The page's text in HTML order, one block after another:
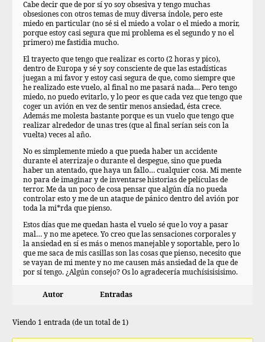
Cabe decir que de por sí yo soy obsesiva y tengo muchas
obsesiones con otros temas de muy diversa índole, pero este
miedo en particular (no sé si el miedo a volar o el miedo a morir,
porque estoy casi segura que mi problema es el segundo y no el
primero) me fastidia mucho.
El trayecto que tengo que realizar es corto (2 horas y pico),
dentro de Europa y sé y soy consciente de que las estadísticas
juegan a mi favor y estoy casi segura de que, como siempre que
he realizado este vuelo, al final no me pasará nada… Pero tengo
miedo, no puedo evitarlo, y lo peor es que cada vez que tengo que
coger un avión en vez de sentir menos ansiedad, ésta crece.
Además me molesta bastante porque es un vuelo que tengo que
realizar alrededor de unas tres (que al final serían seis con la
vuelta) veces al año.
No es simplemente miedo a que pueda haber un accidente
durante el aterrizaje o durante el despegue, sino que pueda
haber un atentado, que haya un fallo… cualquier cosa. Mi mente
no para de imaginar y de inventarse historias de películas de
terror. Me da un poco de cosa pensar que algún día no pueda
controlar esto y me de un ataque de pánico dentro del avión por
toda la mi*rda que pienso.
Estos días que me quedan hasta el vuelo sé que lo voy a pasar
mal… y no me apetece. Yo creo que las sensaciones corporales y
la ansiedad en sí es más o menos manejable y soportable, pero lo
que me saca de mis casillas son las cosas que pienso, necesito que
se vayan de mi mente y no me causen más ansiedad de la que de
por sí tengo. ¿Algún consejo? Os lo agradecería muchísisisisimo.
Autor Entradas
Viendo 1 entrada (de un total de 1)